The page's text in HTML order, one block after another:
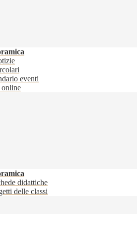
eventi
didattiche
delle classi